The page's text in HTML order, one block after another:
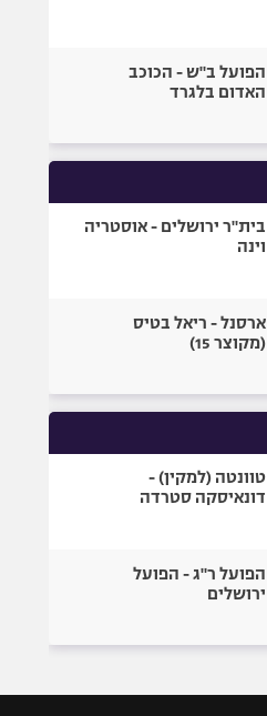
הפועל ב"ש - הכוכב
האדום בלגרד
בית"ר ירושלים - אוסטריה
וינה
ארסנל - ריאל בטיס
(מקוצר 15)
טוונטה (למקין) -
דונאיסקה סטרדה
הפועל ר"ג - הפועל
ירושלים